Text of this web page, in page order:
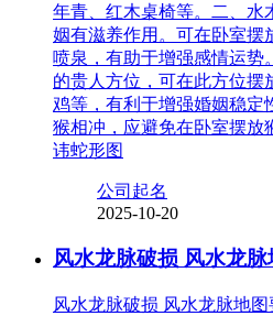
年青、红木桌椅等。二、水
姻有滋养作用。可在卧室摆
喷泉，有助于增强感情运势
的贵人方位，可在此方位摆
鸡等，有利于增强婚姻稳定
猴相冲，应避免在卧室摆放
讳蛇形图
公司起名
2025-10-20
风水龙脉破损 风水龙
风水龙脉破损 风水龙脉地